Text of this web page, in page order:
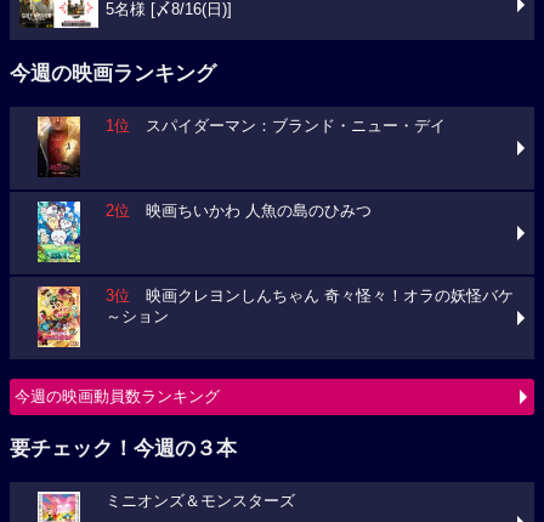
5名様 [〆8/16(日)]
今週の映画ランキング
1位 スパイダーマン：ブランド・ニュー・デイ
2位 映画ちいかわ 人魚の島のひみつ
3位 映画クレヨンしんちゃん 奇々怪々！オラの妖怪バケ
～ション
今週の映画動員数ランキング
要チェック！今週の３本
ミニオンズ＆モンスターズ